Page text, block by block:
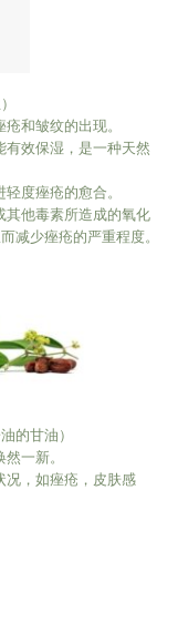
和皱纹的出现。
有效保湿，是一种天然
度痤疮的愈合。
其他毒素所造成的氧化
减少痤疮的严重程度。
的甘油）
一新。
况，如痤疮，皮肤感